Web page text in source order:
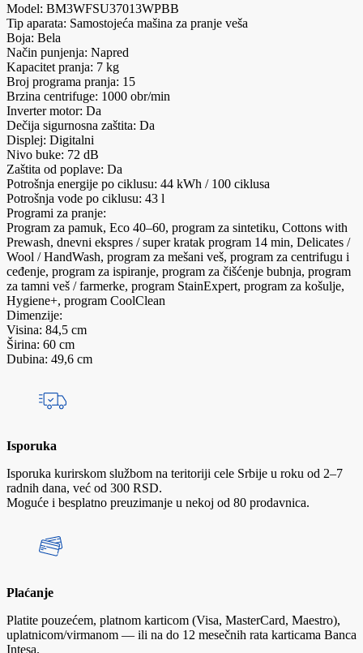
Model: BM3WFSU37013WPBB
Tip aparata: Samostojeća mašina za pranje veša
Boja: Bela
Način punjenja: Napred
Kapacitet pranja: 7 kg
Broj programa pranja: 15
Brzina centrifuge: 1000 obr/min
Inverter motor: Da
Dečija sigurnosna zaštita: Da
Displej: Digitalni
Nivo buke: 72 dB
Zaštita od poplave: Da
Potrošnja energije po ciklusu: 44 kWh / 100 ciklusa
Potrošnja vode po ciklusu: 43 l
Programi za pranje:
Program za pamuk, Eco 40–60, program za sintetiku, Cottons with
Prewash, dnevni ekspres / super kratak program 14 min, Delicates /
Wool / HandWash, program za mešani veš, program za centrifugu i
ceđenje, program za ispiranje, program za čišćenje bubnja, program
za tamni veš / farmerke, program StainExpert, program za košulje,
Hygiene+, program CoolClean
Dimenzije:
Visina: 84,5 cm
Širina: 60 cm
Dubina: 49,6 cm
Isporuka
Isporuka kurirskom službom na teritoriji cele Srbije u roku od 2–7
radnih dana, već od 300 RSD.
Moguće i besplatno preuzimanje u nekoj od 80 prodavnica.
Plaćanje
Platite pouzećem, platnom karticom (Visa, MasterCard, Maestro),
uplatnicom/virmanom — ili na do 12 mesečnih rata karticama Banca
Intesa.